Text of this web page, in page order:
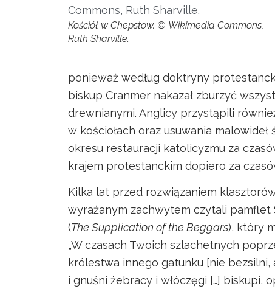
Kościół w Chepstow. © Wikimedia Commons,
Ruth Sharville.
ponieważ według doktryny
biskup Cranmer nakazał zburzyć
drewnianymi. Anglicy przystąpili
w kościołach oraz usuwania
okresu restauracji katolicyzmu za
krajem protestanckim dopiero za
Kilka lat przed rozwiązaniem
wyrażanym zachwytem czytali pamflet
(The Supplication of the Beggars), który
„W czasach Twoich szlachetnych
królestwa innego gatunku [nie bezsilni,
i gnuśni żebracy i włóczęgi […] biskupi,